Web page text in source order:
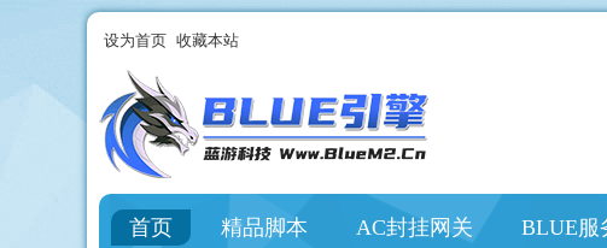
设为首页 收藏本站
首页 精品脚本 AC封挂网关 BLUE服